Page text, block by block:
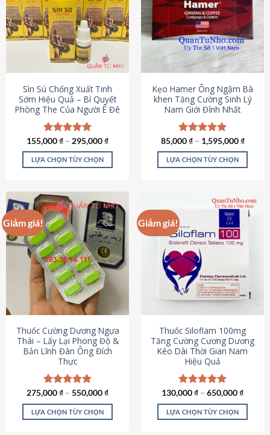
thể.
Các
tùy
chọn
có
thể
được
chọn
trên
trang
sản
phẩm
Sìn Sú Chống Xuất Tinh
Sớm Hiệu Quả – Bí Quyết
Phòng The Của Người Ê Đê
Được xếp
hạng4.95
5 sao
155,000₫ – 295,000₫
LỰA CHỌN TÙY CHỌN
này
có
nhiều
biến
thể.
Các
tùy
chọn
có
thể
chọn
trên
trang
sản
phẩm
Kẹo Hamer Ông Ngậm Bà
khen Tăng Cường Sinh Lý
Nam Giới Đỉnh Nhất
Được xếp
hạng5.00
5 sao
85,000₫– 1,595,000₫
LỰA CHỌN TÙY CHỌN
này
nhiều
biến
tùy
chọn
có
được
chọn
trên
trang
sản
phẩm
Giảm giá!
Thuốc Cường Dương Ngựa
Thái – Lấy Lại Phong Độ &
Bản Lĩnh Đàn Ông Đích
Thực
Được xếp
hạng4.87
5 sao
275,000₫ – 550,000₫
LỰA CHỌN TÙY CHỌN
Giảm giá!
Thuốc Siloflam 100mg
Tăng Cường Cương Dương
Kéo Dài Thời Gian Nam
Hiệu Quả
Được xếp
hạng5.00
5 sao
130,000₫ – 650,000₫
LỰA CHỌN TÙY CHỌN